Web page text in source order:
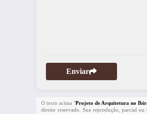
Enviar
O texto acima "Projeto de Arquitetura no
direito reservado. Sua reprodução, parcial ou